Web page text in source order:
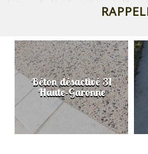
Béton désactivé 31
Haute-Garonne